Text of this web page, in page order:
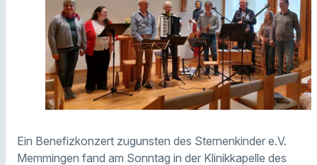
Ein Benefizkonzert zugunsten des Sternenkinder e.V.
Memmingen fand am Sonntag in der Klinikkapelle des